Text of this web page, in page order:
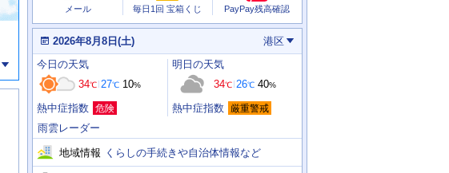
情
報
ス
メール 毎日1回 宝箱くじ PayPay残高確認
本
日
の
天
気
、
運
情
報
2026年8月8日(土) 港区
今
日
明
日
の
天
気
今日 の天気
34℃ 27℃ 10%
熱中症指数 危険
明日 の天気
34℃ 26℃ 40%
熱中症指数 厳重警戒
雨雲レーダー
地域情報 くらしの手続きや自治体情報など